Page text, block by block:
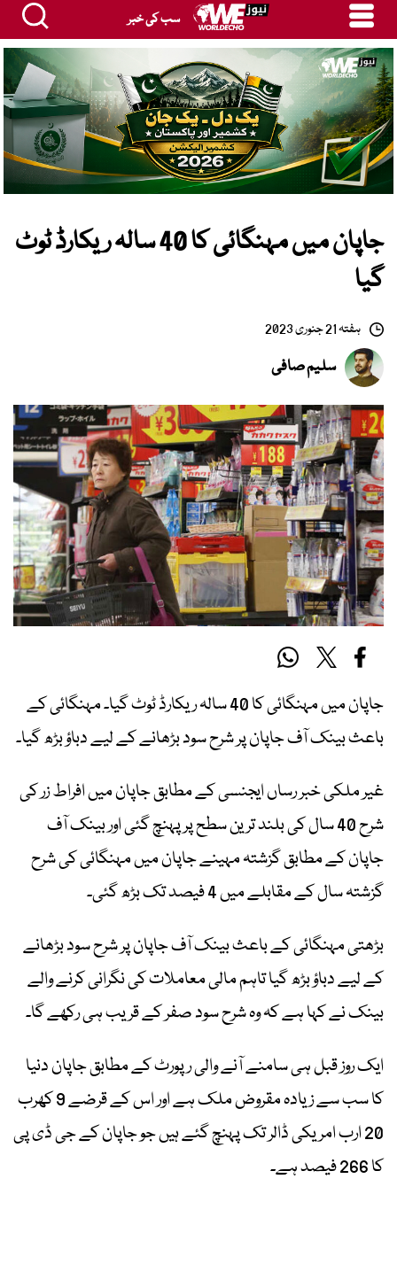
سب کی خبر
جاپان میں مہنگائی کا 40 سالہ ریکارڈ ٹوٹ
گیا
ہفتہ 21 جنوری 2023
سلیم صافی
جاپان میں مہنگائی کا 40 سالہ ریکارڈ ٹوٹ گیا۔ مہنگائی کے
باعث بینک آف جاپان پر شرح سود بڑھانے کے لیے دباؤ بڑھ گیا۔
غیر ملکی خبر رساں ایجنسی کے مطابق جاپان میں افراط زر کی
شرح 40 سال کی بلند ترین سطح پر پہنچ گئی اور بینک آف
جاپان کے مطابق گزشتہ مہینے جاپان میں مہنگائی کی شرح
گزشتہ سال کے مقابلے میں 4 فیصد تک بڑھ گئی۔
بڑھتی مہنگائی کے باعث بینک آف جاپان پر شرح سود بڑھانے
کے لیے دباؤ بڑھ گیا تاہم مالی معاملات کی نگرانی کرنے والے
بینک نے کہا ہے کہ وہ شرح سود صفر کے قریب ہی رکھے گا۔
ایک روز قبل ہی سامنے آنے والی رپورٹ کے مطابق جاپان دنیا
کا سب سے زیادہ مقروض ملک ہے اور اس کے قرضے 9 کھرب
20 ارب امریکی ڈالر تک پہنچ گئے ہیں جو جاپان کے جی ڈی پی
کا 266 فیصد ہے۔